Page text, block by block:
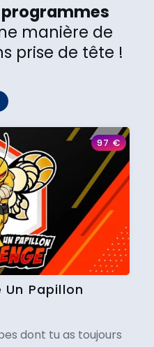
manière de
prise de tête !
97€
Papillon
dont tu as toujours